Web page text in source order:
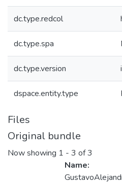
dc.type.redcol
dc.type.spa
dc.type.version
dspace.entity.type
Files
Original bundle
Now showing 1 - 3 of 3
Name: